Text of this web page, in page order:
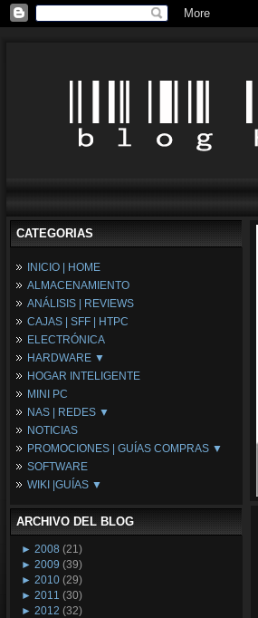
CATEGORIAS
INICIO | HOME
ALMACENAMIENTO
ANÁLISIS | REVIEWS
CAJAS | SFF | HTPC
ELECTRÓNICA
HARDWARE ▼
Fuentes de Alimentación
Memória RAM
Placas Base
Procesadores
Periféricos
Refrigeración
Tarjetas Gráficas
HOGAR INTELIGENTE
MINI PC
NAS | REDES ▼
NAS
Espacio Synology
Redes
NOTICIAS
PROMOCIONES | GUÍAS COMPRAS ▼
Configuraciones Ordenadores
Guías de Compras
SOFTWARE
WIKI |GUÍAS ▼
Wikipedia
ARCHIVO DEL BLOG
► 2008 (21)
► 2009 (39)
► 2010 (29)
► 2011 (30)
► 2012 (32)